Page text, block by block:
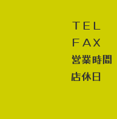
熊本
ＴＥＬ
ＦＡＸ
営業時
店休日